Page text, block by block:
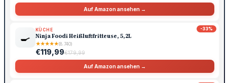
Auf Amazon ansehen →
-33%
🍳
KÜCHE
Ninja Foodi Heißluftfritteuse, 5,2L
★★★★★(8.740)
€119,99€179,99
Auf Amazon ansehen →